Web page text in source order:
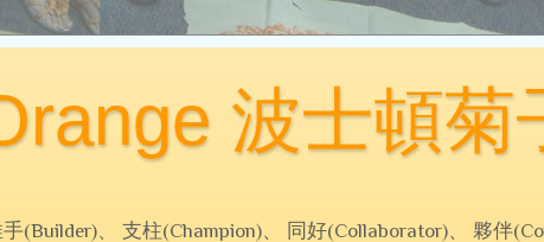
波士頓菊
(Builder)、 支柱(Champion)、 同好(Collaborator)、 夥伴